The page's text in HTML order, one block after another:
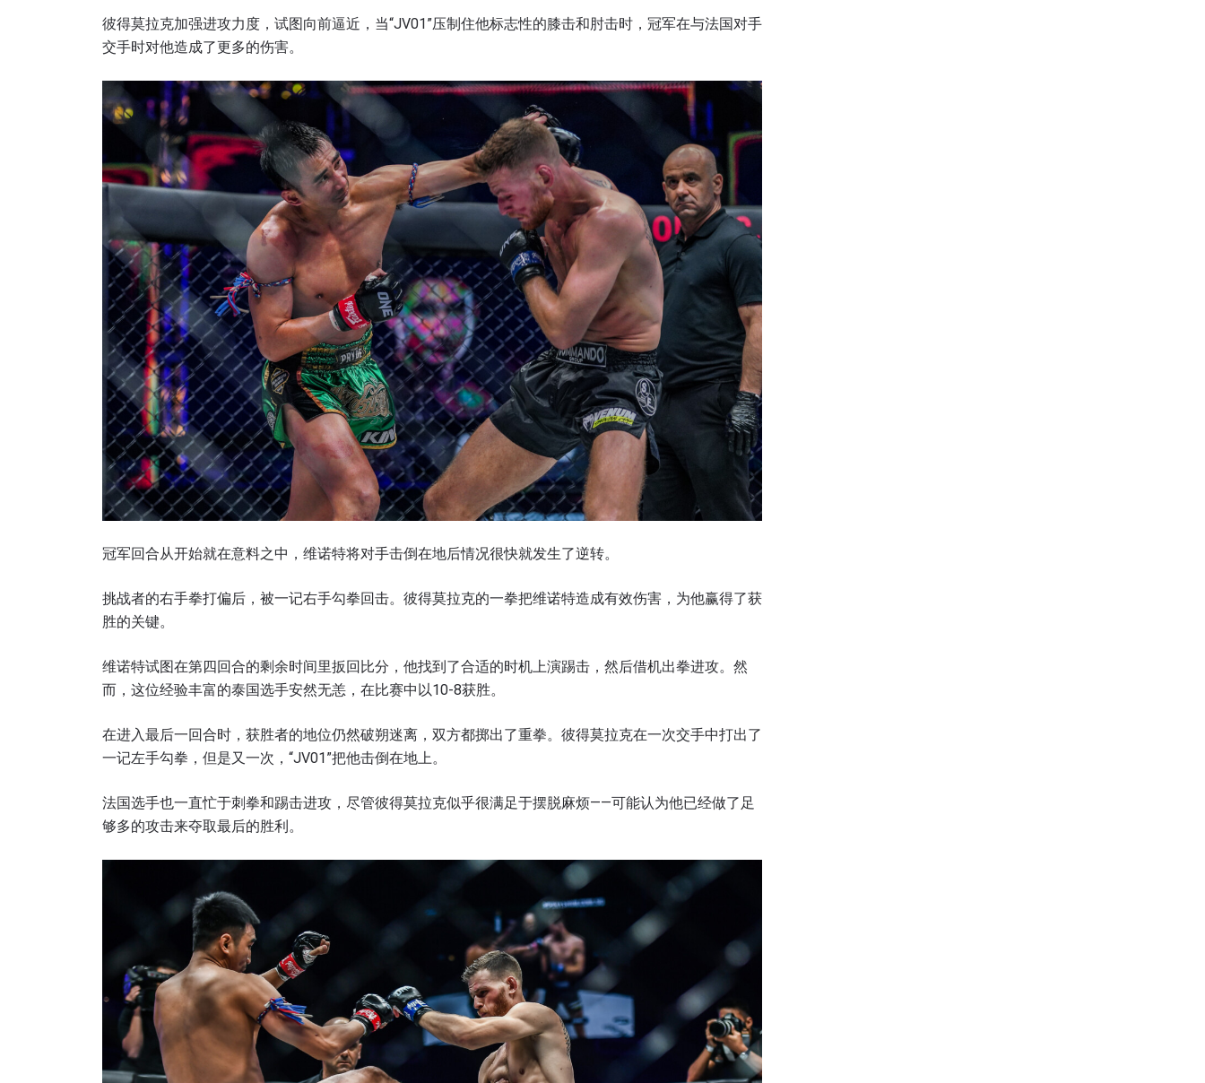
彼得莫拉克加强进攻力度，试图向前逼近，当“JV01”压制住他标志性的膝击和肘击时，冠军在与法国对手
交手时对他造成了更多的伤害。
冠军回合从开始就在意料之中，维诺特将对手击倒在地后情况很快就发生了逆转。
挑战者的右手拳打偏后，被一记右手勾拳回击。彼得莫拉克的一拳把维诺特造成有效伤害，为他赢得了获
胜的关键。
维诺特试图在第四回合的剩余时间里扳回比分，他找到了合适的时机上演踢击，然后借机出拳进攻。然
而，这位经验丰富的泰国选手安然无恙，在比赛中以10-8获胜。
在进入最后一回合时，获胜者的地位仍然破朔迷离，双方都掷出了重拳。彼得莫拉克在一次交手中打出了
一记左手勾拳，但是又一次，“JV01”把他击倒在地上。
法国选手也一直忙于刺拳和踢击进攻，尽管彼得莫拉克似乎很满足于摆脱麻烦——可能认为他已经做了足
够多的攻击来夺取最后的胜利。
对手
赛事
查看集锦
浏览了解更多
在任何地域观看ONE冠军赛，现在注册获得权限了解最新资讯、解锁特别
福利以及优先机遇获得直播场次的最佳座位！
邮箱
名字
订阅